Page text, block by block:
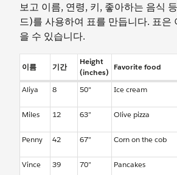
보고 이름, 연령, 키, 좋아하는 음식
드)를 사용하여 표를 만듭니다. 표은
을 수 있습니다.
이름 기간
Height
(inches)
Favorite food
Aliya 8 50" Ice cream
Miles 12 63” Olive pizza
Penny 42 67” Corn on the cob
Vince 39 70” Pancakes